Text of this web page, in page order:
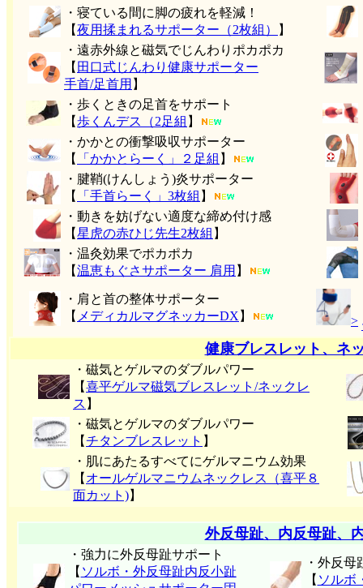
・寝ている間に脚の疲れを軽減！
【夜用揉まれるサポーター（2枚組） 】
・遠赤外線と磁気でじんわりポカポカ
【 田口式じんわり健康サポーター
手首/足首用 】
・歩くときの足首をサポート
【歩くんデス（2足組 】
・かかとの衝撃吸収サポーター
【
「かかとらーく」２足組 】
・腱鞘(けんしょう)炎サポーター
【
「手首らーく」3枚組 】
・動きを妨げない適度な締め付け感
【星虎の赤ひじ先生2枚組 】
・温灸効果でポカポカ
【温恵もぐさサポーター 肩用 】
・肩と首の整体サポーター
【 メディカルマグネッカーDX 】 >
健康ブレスレット、ネ
・磁気とゲルマのダブルパワー
【喜平ゲルマ磁気ブレスレット/ネックレ
ス 】
・磁気とゲルマのダブルパワー
【チタンブレスレット 】
・肌にあたるすべてにゲルマニウム効果
【 オールゲルマニウムネックレス（喜平８
面カット)】
外反母趾、内反母趾、
・強力に外反母趾サポート
【 ソルボ・外反母趾内反小趾
・外反
【 ソルボ